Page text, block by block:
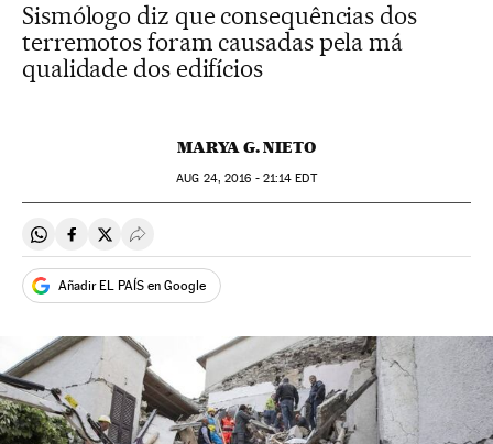
Sismólogo diz que consequências dos
terremotos foram causadas pela má
qualidade dos edifícios
MARYA G. NIETO
AUG 24, 2016 - 21:14 EDT
Compartir en Whatsapp
Compartir en Facebook
Compartir en Twitter
Desplegar Redes Sociales
Añadir EL PAÍS en Google